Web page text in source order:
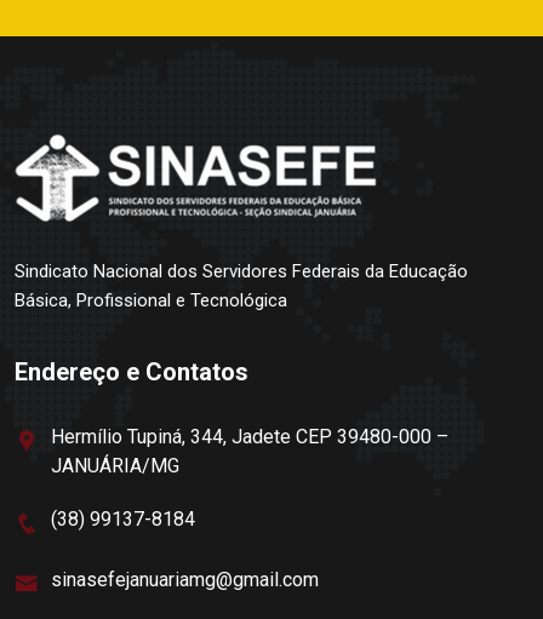
Sindicato Nacional dos Servidores Federais da Educação
Básica, Profissional e Tecnológica
Endereço e Contatos
Hermílio Tupiná, 344, Jadete CEP 39480-000 –
JANUÁRIA/MG
(38) 99137-8184
sinasefejanuariamg@gmail.com